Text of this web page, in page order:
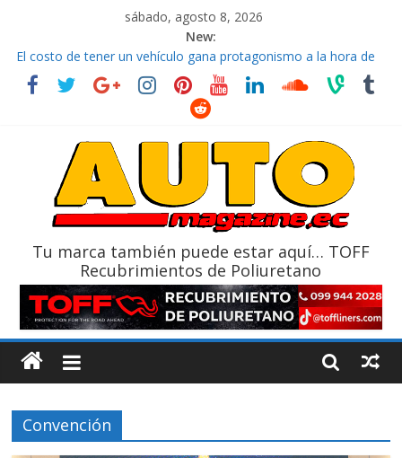
sábado, agosto 8, 2026
New:
El costo de tener un vehículo gana protagonismo a la hora de
decidir
Ultima película ‘Spider‑Man: Brand New Day’ pone en escena a
La Vuelta al Ecuador 2026, edición 47ª, recorre 7 provincias en 8
La FEDAK recibe 12 Sinotruk Bolden para cubrir las rutas de La
Tu marca también puede estar aquí… TOFF
Recubrimientos de Poliuretano
Convención